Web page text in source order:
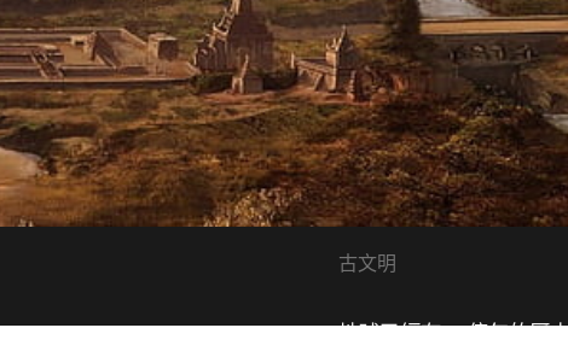
古文明
地球已經有 45 億年的歷